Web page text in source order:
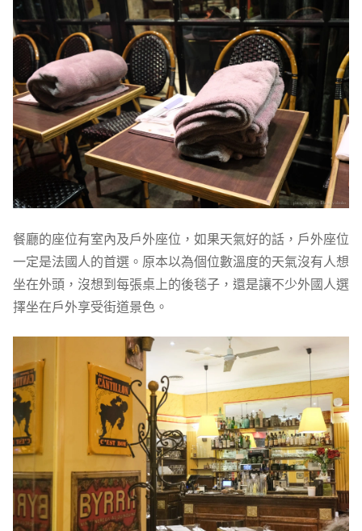
餐廳的座位有室內及戶外座位，如果天氣好的話，戶外座位
一定是法國人的首選。原本以為個位數溫度的天氣沒有人想
坐在外頭，沒想到每張桌上的後毯子，還是讓不少外國人選
擇坐在戶外享受街道景色。